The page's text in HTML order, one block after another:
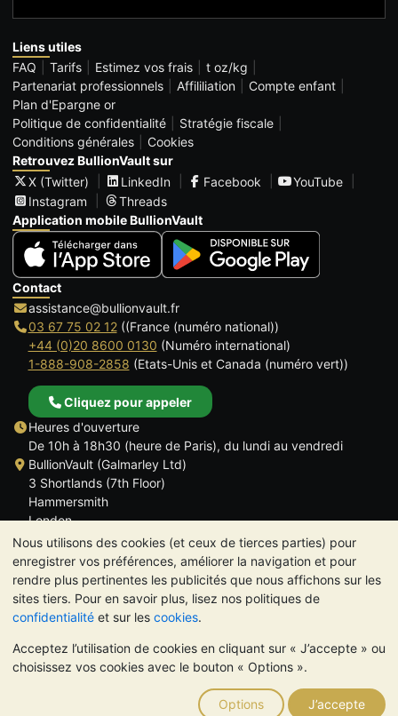
Nous utilisons des cookies (et ceux de tierces parties) pour
enregistrer vos préférences, améliorer la navigation et pour
rendre plus pertinentes les publicités que nous affichons sur les
sites tiers. Pour en savoir plus, lisez nos politiques de
confidentialité et sur les cookies.
Acceptez l’utilisation de cookies en cliquant sur « J’accepte » ou
choisissez vos cookies avec le bouton « Options ».
Options J’accepte
Liens utiles
FAQ
Tarifs Estimez vos frais
t oz/kg
Partenariat professionnels
Affililiation
Compte enfant
Plan d'Epargne or
Politique de confidentialité
Stratégie fiscale
Conditions générales
Cookies
Retrouvez BullionVault sur
X (Twitter)
LinkedIn Facebook
YouTube
Instagram
Threads
Application mobile BullionVault
Contact
assistance@bullionvault.fr
03 67 75 02 12((France (numéro national))
+44 (0)20 8600 0130 (Numéro international)
1-888-908-2858 (Etats-Unis et Canada (numéro vert))
Cliquez pour appeler
Heures d'ouverture
De 10h à 18h30 (heure de Paris), du lundi au vendredi
BullionVault (Galmarley Ltd)
3 Shortlands (7th Floor)
Hammersmith
London
W6 8DA
ROYAUME UNI
TrustScore 4.6 | 534 avis
VEUILLEZ NOTER: La valeur des métaux précieux peut aussi
bien baisser qu'augmenter. Les tendances historiques ne
garantissent pas l'évolution future des cours. Rien sur les sites